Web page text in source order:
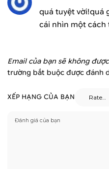
quá tuyệt vời!quá
cái nhìn một cách
Email của bạn sẽ không
trường bắt buộc được đánh
XẾP HẠNG CỦA BẠN